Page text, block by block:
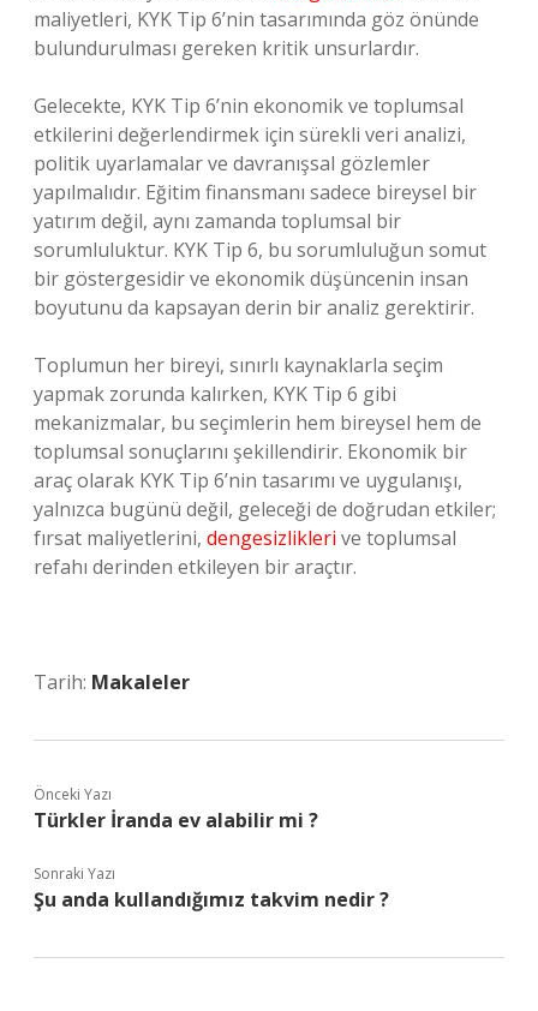
maliyetleri, KYK Tip 6’nin tasarımında göz önünde
bulundurulması gereken kritik unsurlardır.
Gelecekte, KYK Tip 6’nin ekonomik ve toplumsal
etkilerini değerlendirmek için sürekli veri analizi,
politik uyarlamalar ve davranışsal gözlemler
yapılmalıdır. Eğitim finansmanı sadece bireysel bir
yatırım değil, aynı zamanda toplumsal bir
sorumluluktur. KYK Tip 6, bu sorumluluğun somut
bir göstergesidir ve ekonomik düşüncenin insan
boyutunu da kapsayan derin bir analiz gerektirir.
Toplumun her bireyi, sınırlı kaynaklarla seçim
yapmak zorunda kalırken, KYK Tip 6 gibi
mekanizmalar, bu seçimlerin hem bireysel hem de
toplumsal sonuçlarını şekillendirir. Ekonomik bir
araç olarak KYK Tip 6’nin tasarımı ve uygulanışı,
yalnızca bugünü değil, geleceği de doğrudan etkiler;
fırsat maliyetlerini, dengesizlikleri ve toplumsal
refahı derinden etkileyen bir araçtır.
Tarih: Makaleler
Önceki Yazı
Türkler İranda ev alabilir mi ?
Sonraki Yazı
Şu anda kullandığımız takvim nedir ?